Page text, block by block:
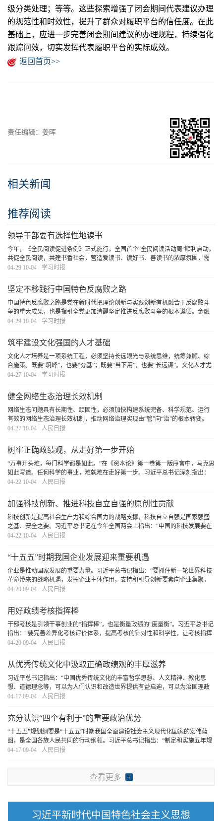
级分类处理；等等。这些探索增强了闭会期间代表建议办理
的规范性和时效性，提升了群众对履职平台的信任度。在此
基础上，应进一步完善闭会期间建议的办理规程，持续强化
跟踪问效，切实发挥代表履职平台的实际成效。
返回首页>>
责任编辑：姜晖
相关新闻
推荐阅读
领导干部要有选择性地读书
今年，《全民阅读促进条例》正式施行，全国首个“全民阅读活动周”顺利启动。
共促全民阅读，共建书香社会，营造爱读书、读好书、善读书的浓厚氛围，需
要领导干部率先垂范，既要在“爱读书”“善读书”上下功夫，更要在“读好书”上见
04-29 10-04 学习时报
坚定不移践行中国特色反腐败之路
中国特色反腐败之路是党在新时代把理论创新与实践创新有机融合于反腐败斗
争的重大成果，也是指引全党更加清醒坚定推进反腐败斗争的根本遵循。金融
是深化整治腐败的重点领域，必须坚定不移践行中国特色反腐败之路，打好金
04-29 10-04 学习时报
筑牢建设文化强国的人才基础
文化人才培养是一项系统工程，必须坚持长远眼光与系统思维，统筹兼顾、综
合施策。既要“筑峰”，也要“夯基”；既要“当下用”，也要“长远谋”。文化人才尤
其是文艺人才的成长有其自身规律和特点，必须深刻洞察当前人才队伍呈现的
04-27 10-04 学习时报
健全网络生态治理长效机制
网络生态问题具有长期性、顽固性，必须加快构建系统完备、科学规范、运行
有效的网络生态治理长效机制，推动网络治理实现由“管”向“治”的根本转变。
[详细]
04-27 10-04 人民日报
树牢正确政绩观，从走好第一步开始
“万事开头难，每门科学都是如此。”在《资本论》第一卷第一版序言中，马克思
如此写道。任何科学的事业，难就难在走好第一步。习近平总书记深刻指出：
“第一步走错了就不行。如果抱着当官谋利的想法，那做的一切事情都不会对。”
04-22 10-04 人民日报
加强科技创新、推进科技自立自强的原创性贡献
科技创新是提高社会生产力和综合国力的战略支撑，科技自立自强是国家强盛
之基、安全之要。习近平总书记在今年全国两会上指出：“中国的科技发展要在
国际上开展合作的同时，坚持独立自主、自立自强，更好承担起我们的历史责
04-22 10-04 人民日报
“十五五”时期我国企业发展迎来重要机遇
企业是推动国家发展的重要力量。习近平总书记指出：“要抓住新一轮世界科技
革命带来的战略机遇，发挥企业主体作用，支持和引导创新要素向企业集聚，
不断增强企业创新动力、创新活力、创新实力。”“十五五”规划纲要确定了未来
04-20 09-04 人民日报
用好政绩考核指挥棒
干部考核是引领干事创业的“指挥棒”，也是衡量政绩的“度量衡”。习近平总书记
指出：“要完善差异化考核评价体系，提高考核的针对性和科学性，让考核指挥
棒真正管用。”引导广大党员干部树立和践行正确政绩观，创造造福人民、群众
04-20 09-04 人民日报
从优秀传统文化中汲取正确政绩观的丰厚滋养
习近平总书记指出：“中国优秀传统文化的丰富哲学思想、人文精神、教化思
想、道德理念等，可以为人们认识和改造世界提供有益启迪，可以为治国理政
提供有益启示”。我们要坚持古为今用、推陈出新，结合实际，不断从中华优秀
04-17 09-04 人民日报
充分认识“四个有利于”的重要政治优势
“十五五”规划纲要是“十五五”时期我国全面建设社会主义现代化国家的宏伟蓝
图，是全国各族人民共同的行动纲领。习近平总书记指出：“制定和实施五年规
划是我们党治国理政一条重要经验，是中国特色社会主义制度一个重要政治优
04-17 09-04 人民日报
查看更多
习近平新时代中国特色社会主义思想